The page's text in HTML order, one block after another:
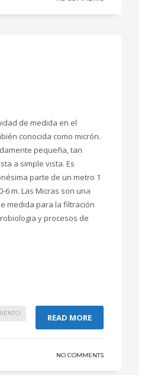
de medida en el
conocida como micrón.
pequeña, tan
a simple vista. Es
parte de un metro 1
6 m. Las Micras son una
medida para la filtración
y procesos de
READ MORE
NO COMMENTS